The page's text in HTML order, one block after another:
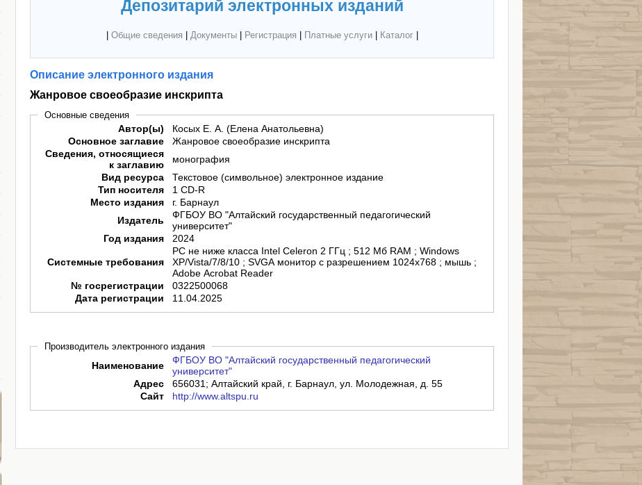
Депозитарий электронных изданий
Общие сведения Документы| Регистрация Платные услуги| Каталог|
Описание электронного издания
Жанровое своеобразие инскрипта
Основные сведения
Автор(ы)
Косых Е. А. (Елена Анатольевна)
Основное заглавие
Жанровое своеобразие инскрипта
Сведения, относящиеся
к заглавию
монография
Вид ресурса
Текстовое (символьное) электронное издание
Тип носителя
1 CD-R
Место издания
г. Барнаул
Издатель
ФГБОУ ВО "Алтайский государственный педагогический
университет"
Год издания
2024
Системные требования
PC не ниже класса Intel Celeron 2 ГГц ; 512 Мб RAM ; Windows
XP/Vista/7/8/10 ; SVGA монитор с разрешением 1024х768 ; мышь ;
Adobe Acrobat Reader
№ госрегистрации
0322500068
Дата регистрации
11.04.2025
Производитель электронного издания
Наименование
ФГБОУ ВО "Алтайский государственный педагогический
университет"
Адрес
656031; Алтайский край, г. Барнаул, ул. Молодежная, д. 55
Сайт
http://www.altspu.ru